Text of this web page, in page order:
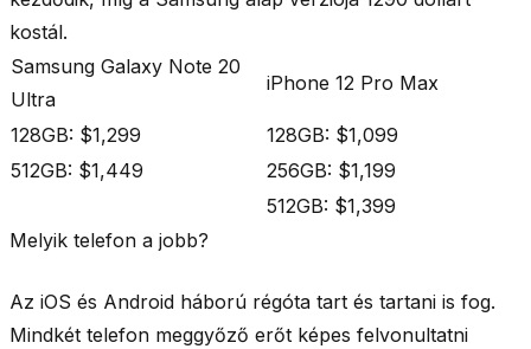
kostál.
Samsung Galaxy Note 20
Ultra
iPhone 12 Pro Max
128GB: $1,299
128GB: $1,099
512GB: $1,449
256GB: $1,199
512GB: $1,399
Melyik telefon a jobb?
Az iOS és Android háború régóta tart és tartani is fog.
Mindkét telefon meggyőző erőt képes felvonultatni